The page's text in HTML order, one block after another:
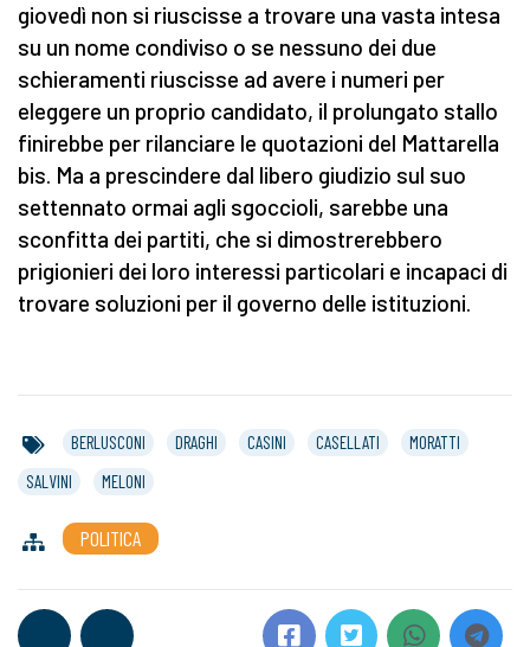
giovedì non si riuscisse a trovare una vasta intesa
su un nome condiviso o se nessuno dei due
schieramenti riuscisse ad avere i numeri per
eleggere un proprio candidato, il prolungato stallo
finirebbe per rilanciare le quotazioni del Mattarella
bis. Ma a prescindere dal libero giudizio sul suo
settennato ormai agli sgoccioli, sarebbe una
sconfitta dei partiti, che si dimostrerebbero
prigionieri dei loro interessi particolari e incapaci di
trovare soluzioni per il governo delle istituzioni.
BERLUSCONI DRAGHI CASINI CASELLATI
MORATTI
SALVINI
MELONI
POLITICA